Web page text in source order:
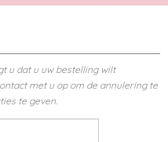
u dat u uw bestelling wilt
met u op om de annulering te
te geven.